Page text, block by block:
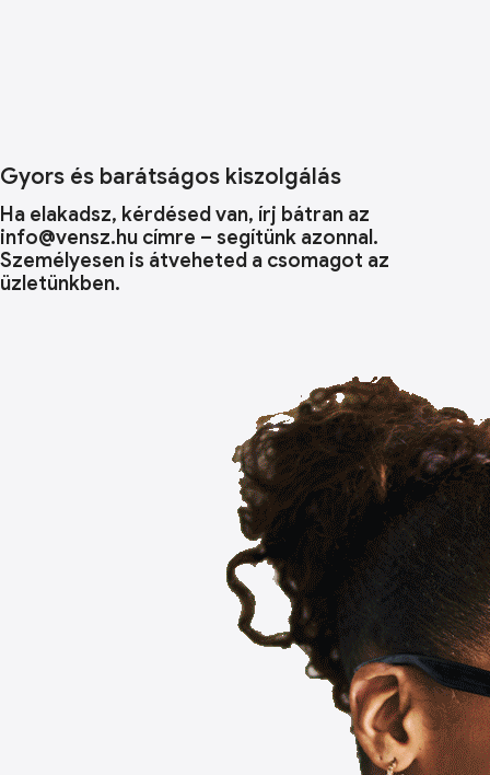
Gyors és barátságos kiszolgálás
Ha elakadsz, kérdésed van, írj bátran az
info@vensz.hu címre – segítünk azonnal.
Személyesen is átveheted a csomagot az
üzletünkben.